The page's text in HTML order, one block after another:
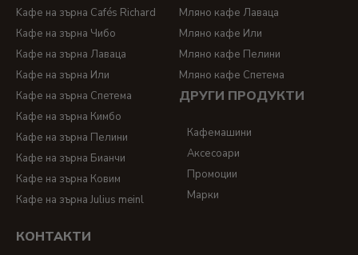
Kафе на зърна Cafés Richard
Кафе на зърна Чибо
Кафе на зърна Лаваца
Кафе на зърна Или
Кафе на зърна Спетема
Кафе на зърна Кимбо
Кафе на зърна Пелини
Кафе на зърна Бианчи
Кафе на зърна Ковим
Кафе на зърна Julius meinl
Мляно кафе Лаваца
Мляно кафе Или
Мляно кафе Пелини
Мляно кафе Спетема
ДРУГИ ПРОДУКТИ
Кафемашини
Аксесоари
Промоции
Марки
КОНТАКТИ